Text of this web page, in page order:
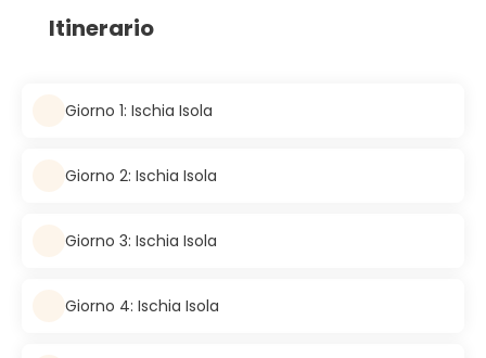
Itinerario
Giorno 1: Ischia Isola
Giorno 2: Ischia Isola
Giorno 3: Ischia Isola
Giorno 4: Ischia Isola